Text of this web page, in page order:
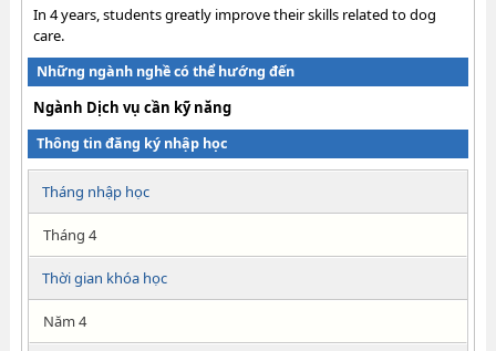
In 4 years, students greatly improve their skills related to dog
care.
Những ngành nghề có thể hướng đến
Ngành Dịch vụ cần kỹ năng
Thông tin đăng ký nhập học
Tháng nhập học
Tháng 4
Thời gian khóa học
Năm 4